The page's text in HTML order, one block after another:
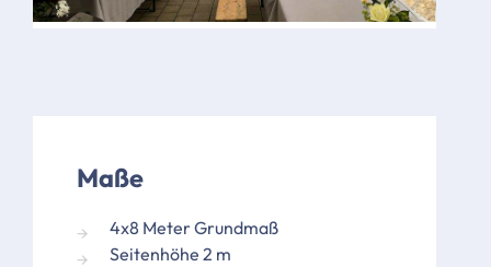
Maße
4x8 Meter Grundmaß
Seitenhöhe 2 m